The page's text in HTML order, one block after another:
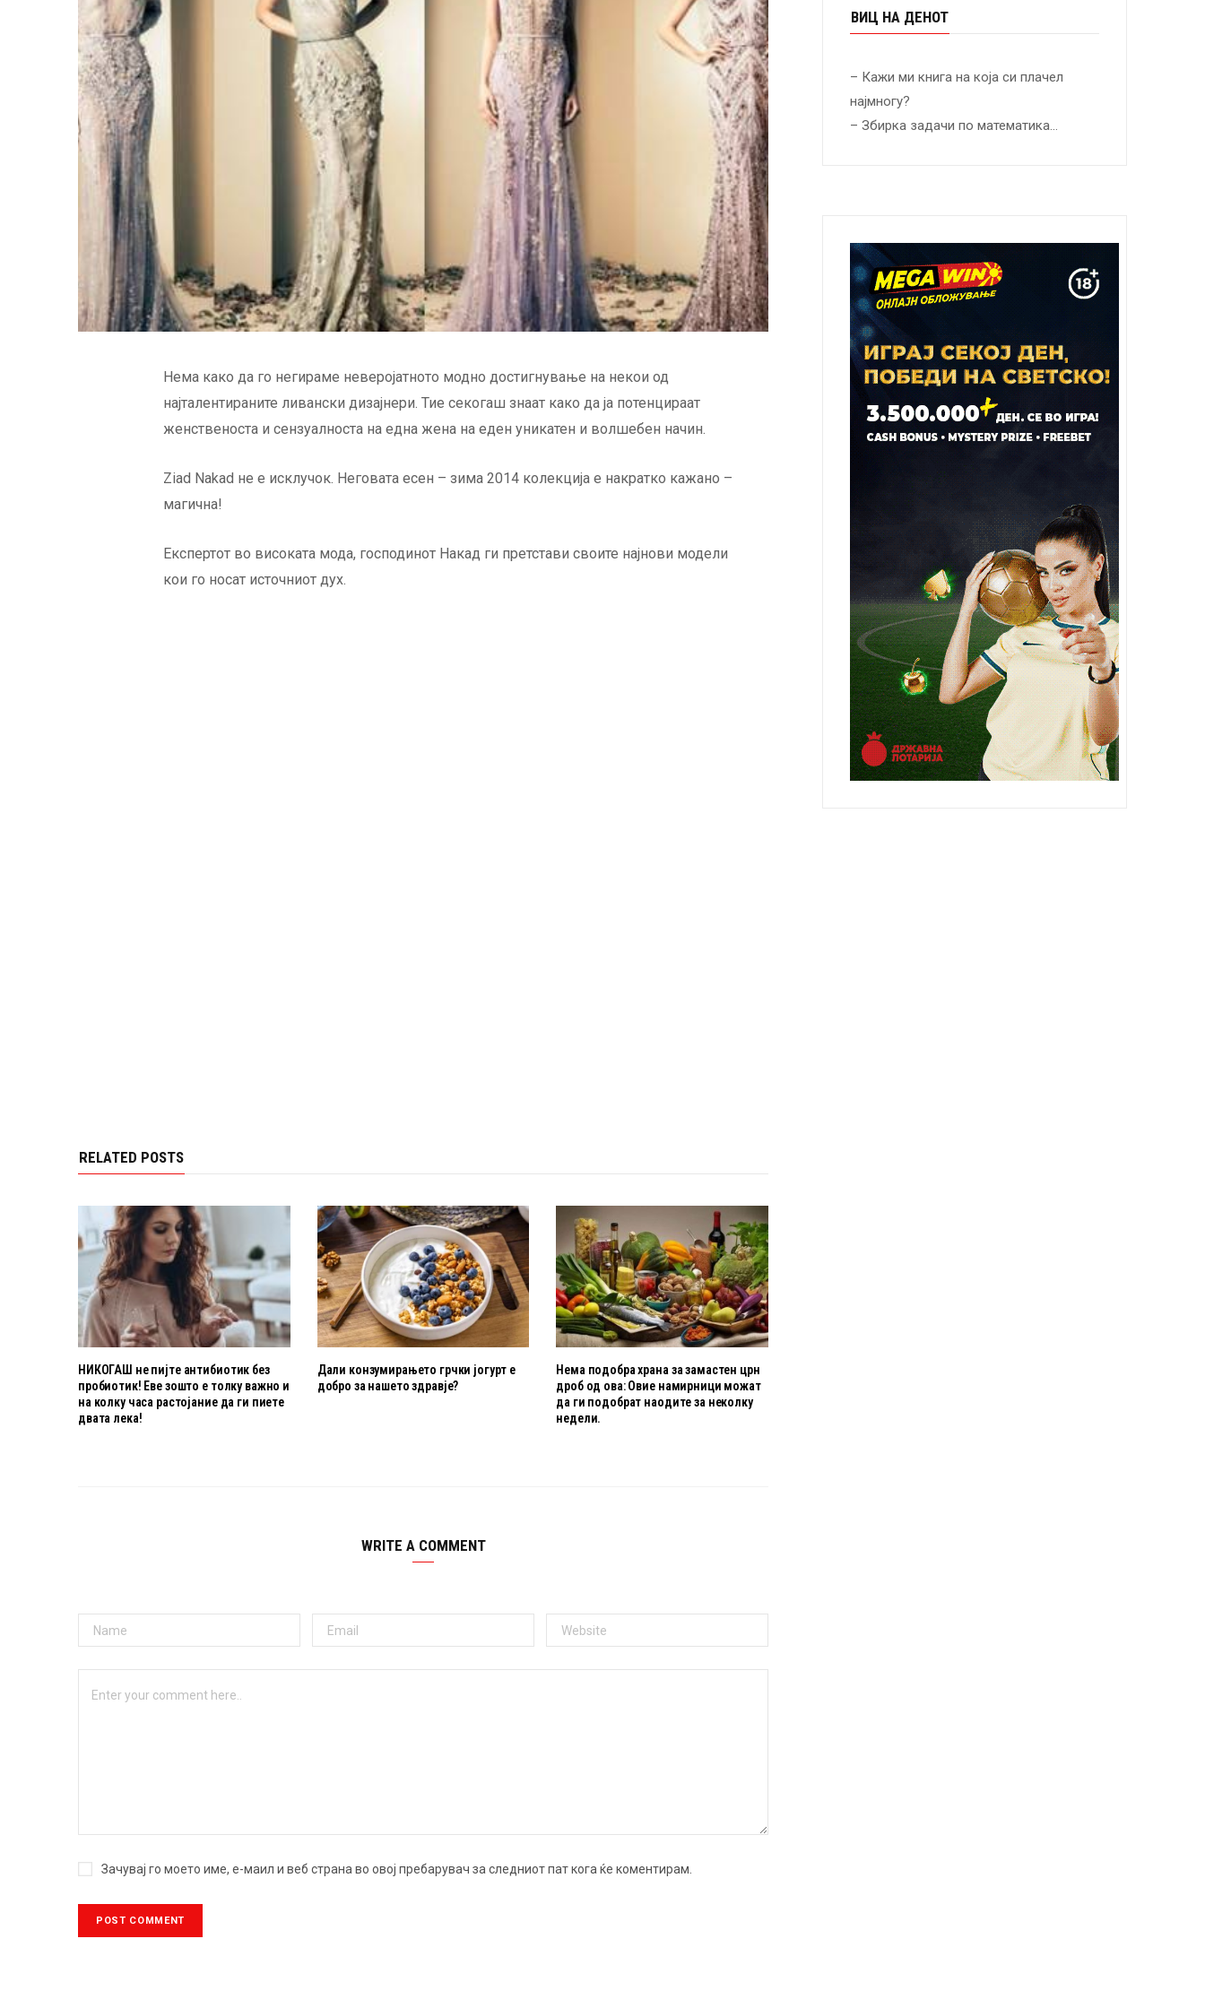
Нема како да го негираме неверојатното модно достигнување на некои од
најталентираните ливански дизајнери. Тие секогаш знаат како да ја потенцираат
женственоста и сензуалноста на една жена на еден уникатен и волшебен начин.
Ziad Nakad не е исклучок. Неговата есен – зима 2014 колекција е накратко кажано –
магична!
Експертот во високата мода, господинот Накад ги претстави своите најнови модели
кои го носат источниот дух.
RELATED POSTS
НИКОГАШ не пијте антибиотик без
пробиотик! Еве зошто е толку важно и
на колку часа растојание да ги пиете
двата лека!
Дали конзумирањето грчки јогурт е
добро за нашето здравје?
Нема подобра храна за замастен црн
дроб од ова: Овие намирници можат
да ги подобрат наодите за неколку
недели.
WRITE A COMMENT
Зачувај го моето име, е-маил и веб страна во овој пребарувач за следниот пат кога ќе коментирам.
ВИЦ НА ДЕНОТ
– Кажи ми книга на која си плачел
најмногу?
– Збирка задачи по математика…